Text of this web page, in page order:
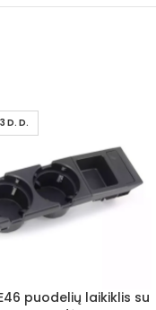
D. D.
puodelių laikiklis su